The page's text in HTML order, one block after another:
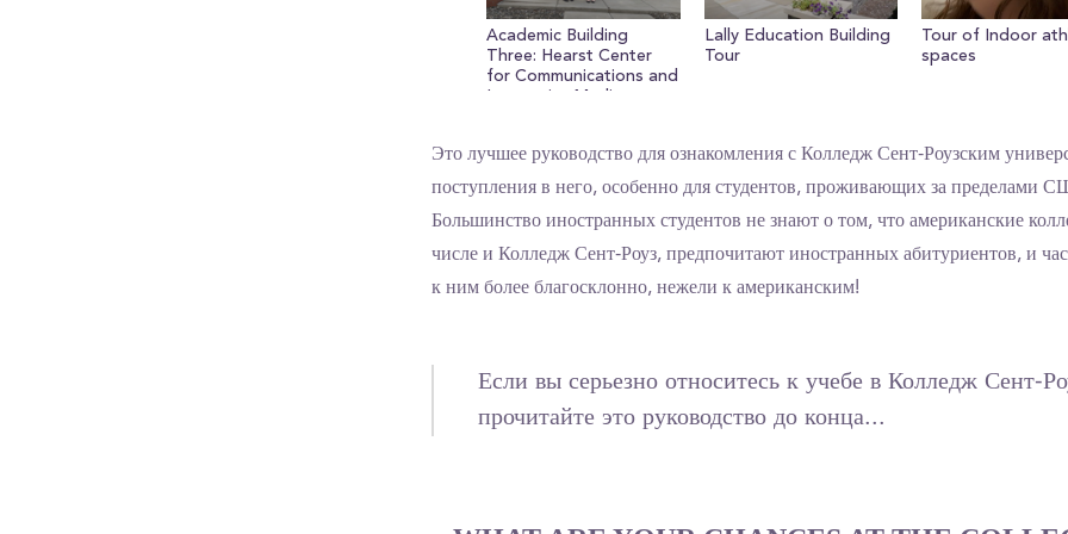
Academic Building
Three: Hearst Center
for Communications and
Lally Education Building
Tour
Tour of Indoor
spaces
Это лучшее руководство для ознакомления с Колледж Сент-Роузским
поступления в него, особенно для студентов, проживающих за пределами
Большинство иностранных студентов не знают о том, что американские
числе и Колледж Сент-Роуз, предпочитают иностранных абитуриентов, и
к ним более благосклонно, нежели к американским!
Если вы серьезно относитесь к учебе в Колледж Сент-
прочитайте это руководство до конца...